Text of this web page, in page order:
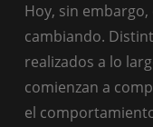
Hoy, sin
cambiando.
realizados a lo
comienzan a
el